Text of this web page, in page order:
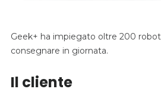
Geek+ ha impiegato oltre 200
consegnare in giornata.
Il cliente